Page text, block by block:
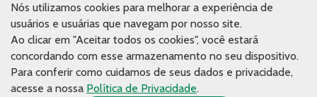
Conhecimento
Publicações
Artigos
Materiais de estudo
Nós utilizamos cookies para melhorar a experiência de
usuários e usuárias que navegam por nosso site.
Ao clicar em "Aceitar todos os cookies", você estará
concordando com esse armazenamento no seu dispositivo.
Para conferir como cuidamos de seus dados e privacidade,
acesse a nossa Política de Privacidade.